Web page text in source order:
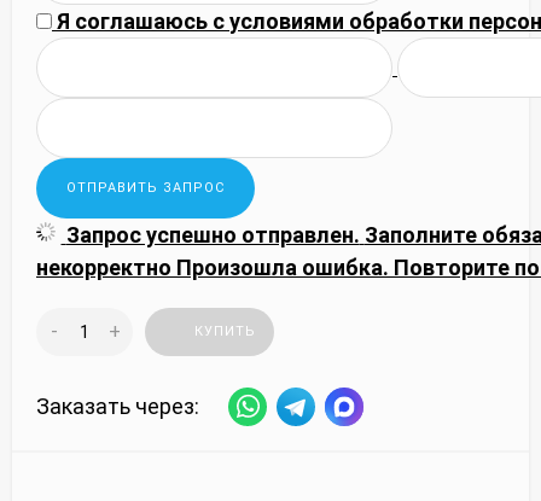
Я соглашаюсь сусловиями обработки
Запрос успешно отправлен. Заполните
некорректно Произошла ошибка. Повторите
- + КУПИТЬ
Заказать через: